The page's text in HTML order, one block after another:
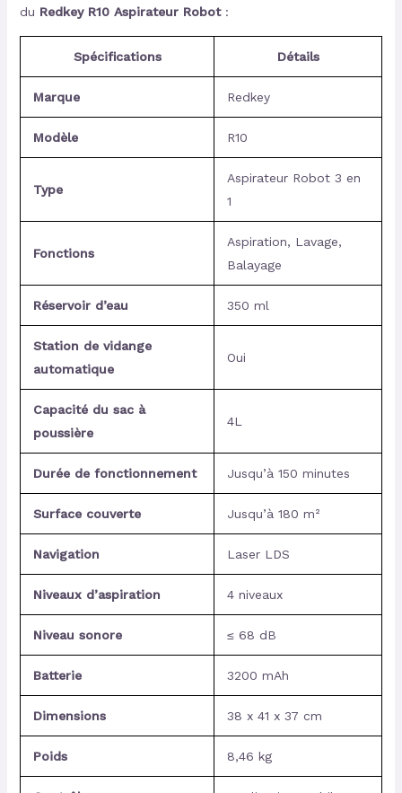
du Redkey R10 Aspirateur Robot:
Spécifications Détails
Marque Redkey
Modèle R10
Type
Aspirateur Robot 3 en
1
Fonctions
Aspiration, Lavage,
Balayage
Réservoir d’eau 350 ml
Station de vidange
automatique
Oui
Capacité du sac à
poussière
4L
Durée de fonctionnement Jusqu’à 150 minutes
Surface couverte Jusqu’à 180 m²
Navigation Laser LDS
Niveaux d’aspiration 4 niveaux
Niveau sonore ≤ 68 dB
Batterie 3200 mAh
Dimensions 38 x 41 x 37 cm
Poids 8,46 kg